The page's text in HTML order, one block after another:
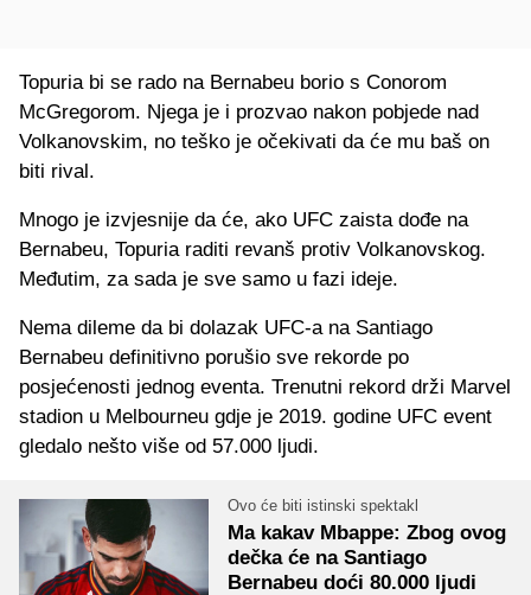
Topuria bi se rado na Bernabeu borio s Conorom
McGregorom. Njega je i prozvao nakon pobjede nad
Volkanovskim, no teško je očekivati da će mu baš on
biti rival.
Mnogo je izvjesnije da će, ako UFC zaista dođe na
Bernabeu, Topuria raditi revanš protiv Volkanovskog.
Međutim, za sada je sve samo u fazi ideje.
Nema dileme da bi dolazak UFC-a na Santiago
Bernabeu definitivno porušio sve rekorde po
posjećenosti jednog eventa. Trenutni rekord drži Marvel
stadion u Melbourneu gdje je 2019. godine UFC event
gledalo nešto više od 57.000 ljudi.
Ovo će biti istinski spektakl
Ma kakav Mbappe: Zbog ovog
dečka će na Santiago
Bernabeu doći 80.000 ljudi